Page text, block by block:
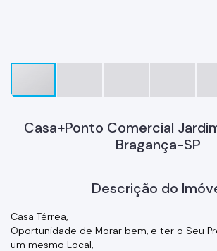
Casa+Ponto Comercial
Bragança-SP
Descrição do
Casa Térrea,
Oportunidade de Morar bem, e ter o Seu
um mesmo Local,